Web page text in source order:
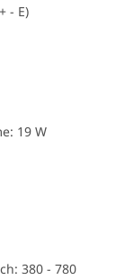
- E)
19 W
380 - 780